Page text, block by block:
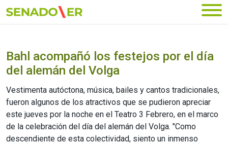
Ir al menú principal
Bahl acompañó los festejos por el día
del alemán del Volga
Vestimenta autóctona, música, bailes y cantos tradicionales,
fueron algunos de los atractivos que se pudieron apreciar
este jueves por la noche en el Teatro 3 Febrero, en el marco
de la celebración del día del alemán del Volga. "Como
descendiente de esta colectividad, siento un inmenso